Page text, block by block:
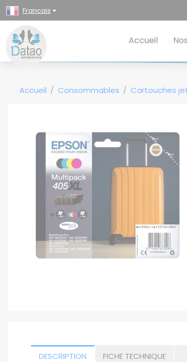
Francais
Accueil
Accueil Consommables Cartouches
DESCRIPTION FICHE TECHNIQUE
Panneau de gestion des cookies